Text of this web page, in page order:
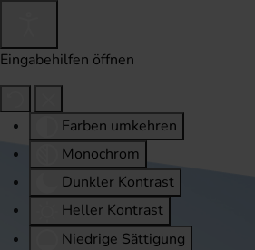
Eingabehilfen öffnen
Farben umkehren
Monochrom
Dunkler Kontrast
Heller Kontrast
Niedrige Sättigung